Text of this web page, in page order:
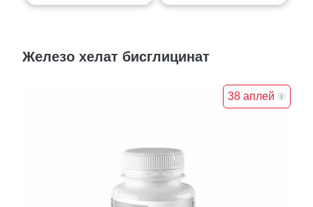
Железо хелат бисглицинат
38 аплей